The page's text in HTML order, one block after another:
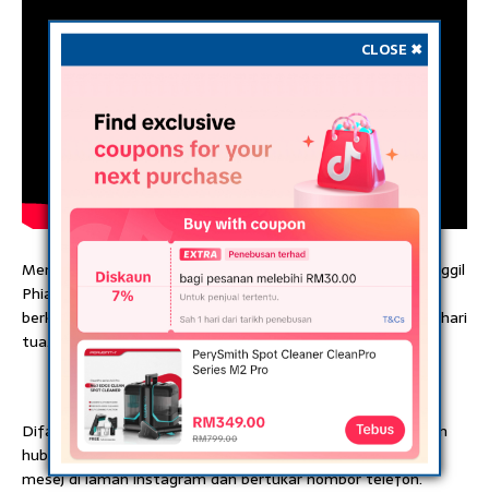
Menerusi video berdurasi 20 saat itu, dia yang mesra dipanggil
Phia menulis pada kapsyen, teman lelakinya Haris pernah
berkata akan terus melakukan perkara tersebut hingga ke hari
tua.
Difahamkan, pada Mac lalu, genap sebulan mereka menjalin
hubungan cinta selepas mula berkenalan melalui hantaran
mesej di laman lnstagram dan bertukar nombor telefon.
CLOSE ✖